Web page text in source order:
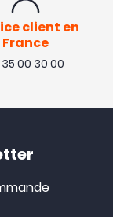
client en
France
00 30 00